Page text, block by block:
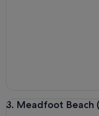
3. Meadfoot Beach